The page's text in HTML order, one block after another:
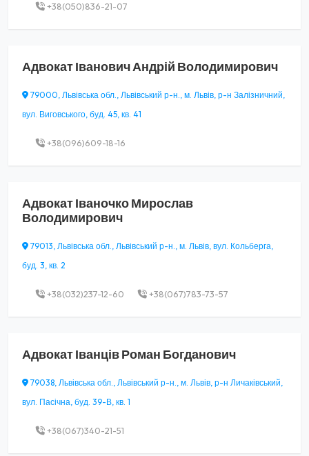
+38(050)836-21-07
АдвокатІванович Андрій Володимирович
79000, Львівська обл., Львівський р-н., м. Львів, р-н Залізничний,
вул. Виговського, буд. 45, кв. 41
+38(096)609-18-16
АдвокатІваночко Мирослав
Володимирович
79013, Львівська обл., Львівський р-н., м. Львів, вул. Кольберга,
буд. 3, кв. 2
+38(032)237-12-60 +38(067)783-73-57
АдвокатІванців Роман Богданович
79038, Львівська обл., Львівський р-н., м. Львів, р-н Личаківський,
вул. Пасічна, буд. 39-В, кв. 1
+38(067)340-21-51